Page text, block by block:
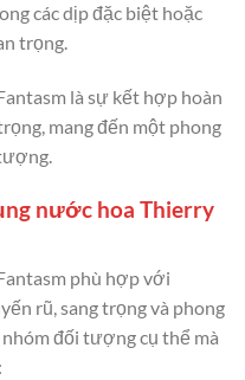
các dịp đặc biệt hoặc
trọng.
là sự kết hợp hoàn
mang đến một phong
nước hoa Thierry
phù hợp với
rũ, sang trọng và phong
đối tượng cụ thể mà